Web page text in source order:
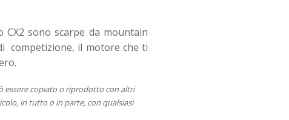
sono scarpe da mountain
competizione, il motore che ti
essere copiato o riprodotto con altri
in tutto o in parte, con qualsiasi